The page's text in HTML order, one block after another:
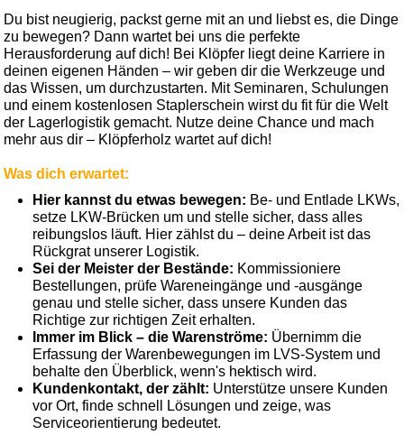
Du bist neugierig, packst gerne mit an und liebst es, die Dinge
zu bewegen? Dann wartet bei uns die perfekte
Herausforderung auf dich! Bei Klöpfer liegt deine Karriere in
deinen eigenen Händen – wir geben dir die Werkzeuge und
das Wissen, um durchzustarten. Mit Seminaren, Schulungen
und einem kostenlosen Staplerschein wirst du fit für die Welt
der Lagerlogistik gemacht. Nutze deine Chance und mach
mehr aus dir – Klöpferholz wartet auf dich!
Was dich erwartet:
Hier kannst du etwas bewegen: Be- und Entlade LKWs,
setze LKW-Brücken um und stelle sicher, dass alles
reibungslos läuft. Hier zählst du – deine Arbeit ist das
Rückgrat unserer Logistik.
Sei der Meister der Bestände: Kommissioniere
Bestellungen, prüfe Wareneingänge und -ausgänge
genau und stelle sicher, dass unsere Kunden das
Richtige zur richtigen Zeit erhalten.
Immer im Blick – die Warenströme: Übernimm die
Erfassung der Warenbewegungen im LVS-System und
behalte den Überblick, wenn's hektisch wird.
Kundenkontakt, der zählt: Unterstütze unsere Kunden
vor Ort, finde schnell Lösungen und zeige, was
Serviceorientierung bedeutet.